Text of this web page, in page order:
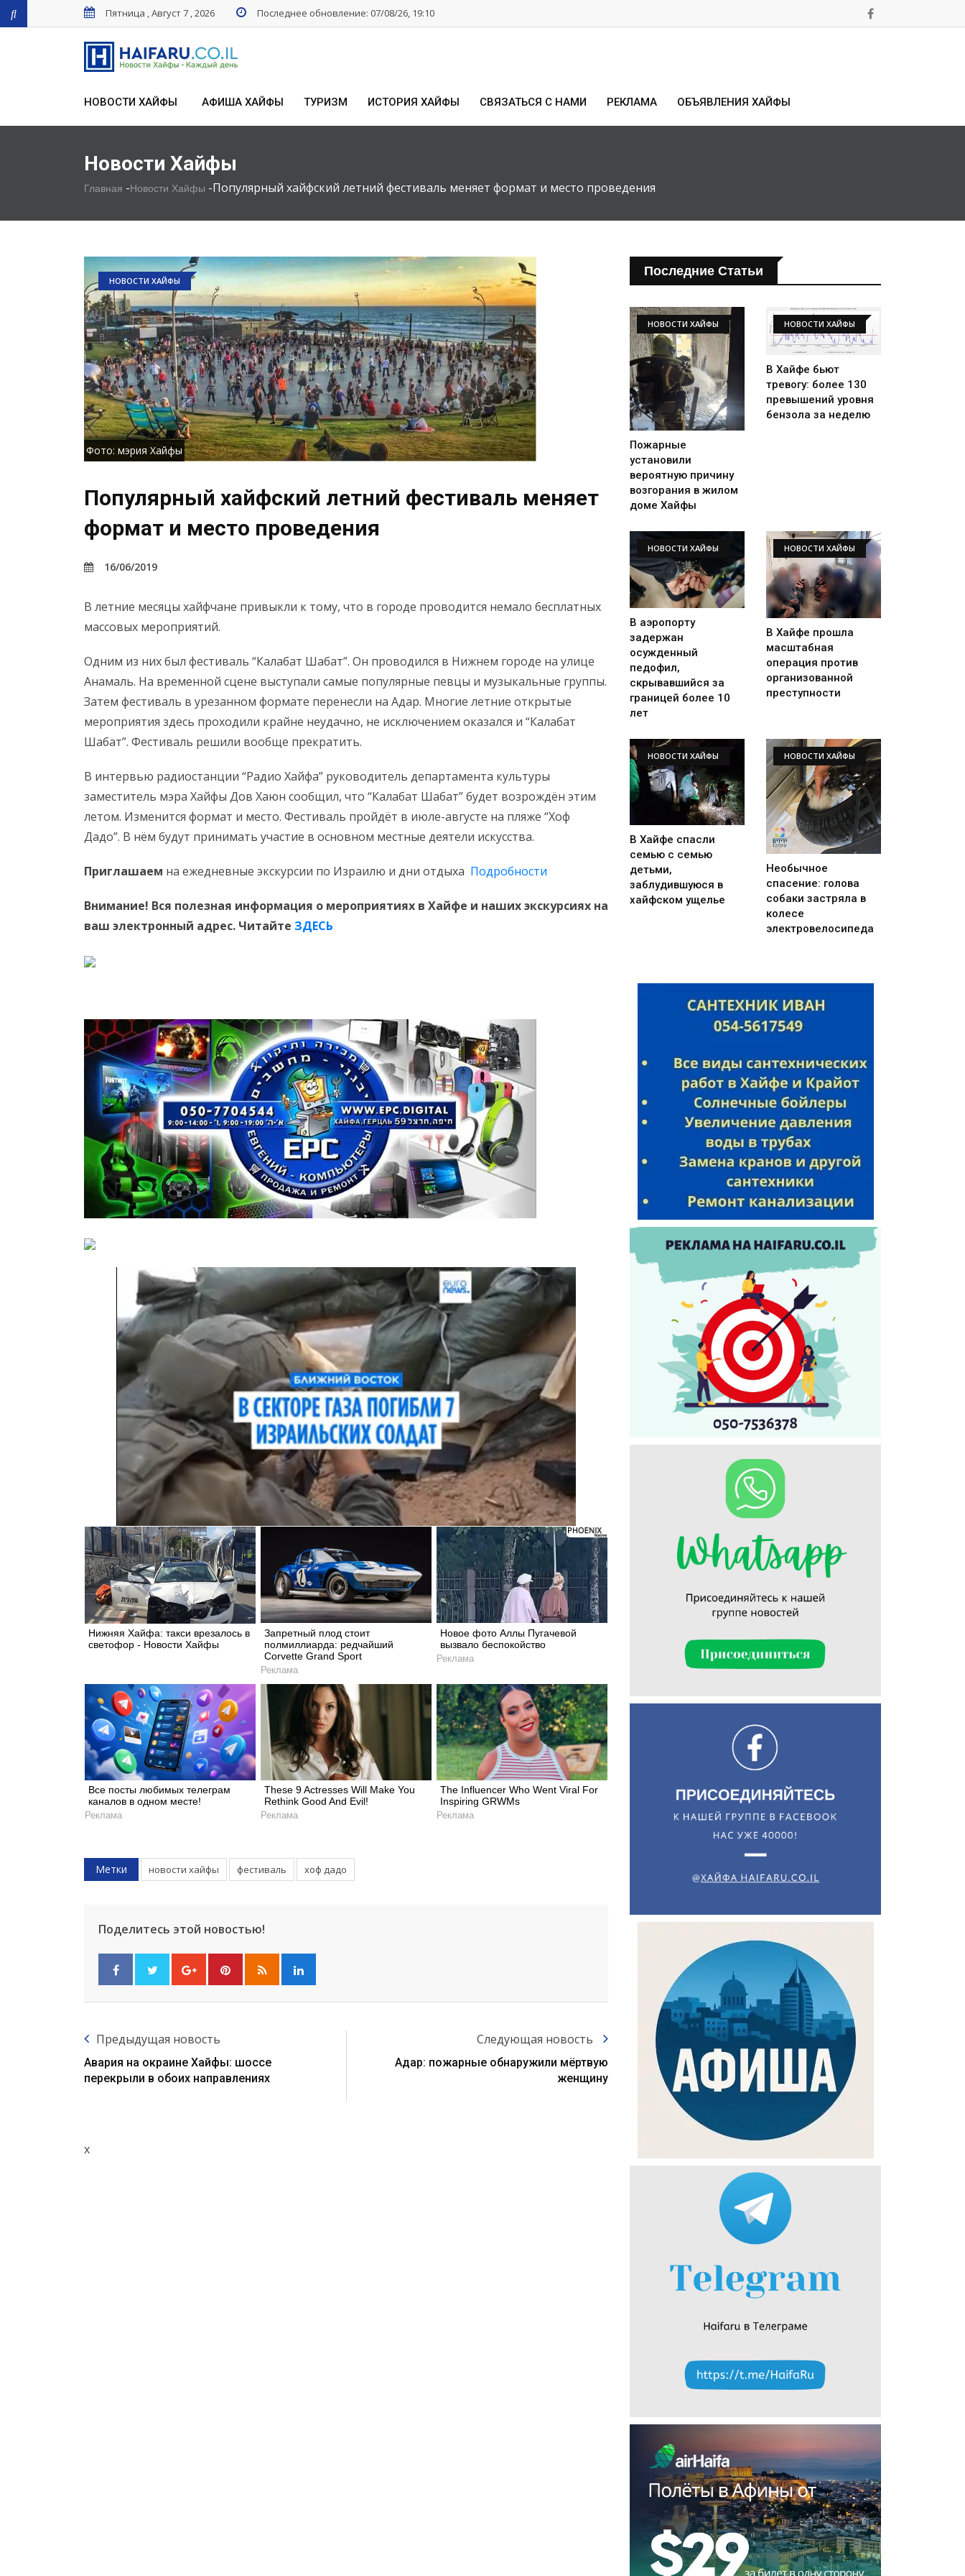
Пятница , Август 7 , 2026 Последнее обновление: 07/08/26, 19:10
НОВОСТИ ХАЙФЫ АФИША ХАЙФЫ ТУРИЗМ ИСТОРИЯ ХАЙФЫ СВЯЗАТЬСЯ С НАМИ РЕКЛАМА ОБЪЯВЛЕНИЯ ХАЙФЫ
Искать
Новости Хайфы
Главная -Новости Хайфы -Популярный хайфский летний фестиваль меняет формат и место проведения
НОВОСТИ ХАЙФЫ
Фото: мэрия Хайфы
Популярный хайфский летний фестиваль меняет
формат и место проведения
16/06/2019
В летние месяцы хайфчане привыкли к тому, что в городе проводится немало бесплатных
массовых мероприятий.
Одним из них был фестиваль “Калабат Шабат”. Он проводился в Нижнем городе на улице
Анамаль. На временной сцене выступали самые популярные певцы и музыкальные группы.
Затем фестиваль в урезанном формате перенесли на Адар. Многие летние открытые
мероприятия здесь проходили крайне неудачно, не исключением оказался и “Калабат
Шабат”. Фестиваль решили вообще прекратить.
В интервью радиостанции “Радио Хайфа” руководитель департамента культуры
заместитель мэра Хайфы Дов Хаюн сообщил, что “Калабат Шабат” будет возрождён этим
летом. Изменится формат и место. Фестиваль пройдёт в июле-августе на пляже “Хоф
Дадо”. В нём будут принимать участие в основном местные деятели искусства.
Приглашаем на ежедневные экскурсии по Израилю и дни отдыха Подробности
Внимание! Вся полезная информация о мероприятиях в Хайфе и наших экскурсиях на
ваш электронный адрес. Читайте ЗДЕСЬ
Нижняя Хайфа: такси врезалось в
светофор - Новости Хайфы
Запретный плод стоит
полмиллиарда: редчайший
Corvette Grand Sport
Реклама
Новое фото Аллы Пугачевой
вызвало беспокойство
Реклама
Все посты любимых телеграм
каналов в одном месте!
Реклама
These 9 Actresses Will Make You
Rethink Good And Evil!
Реклама
The Influencer Who Went Viral For
Inspiring GRWMs
Реклама
Метки новости хайфы фестиваль хоф дадо
Поделитесь этой новостью!
Предыдущая новость
Авария на окраине Хайфы: шоссе
перекрыли в обоих направлениях
Следующая новость
Адар: пожарные обнаружили мёртвую
женщину
x
Последние Статьи
НОВОСТИ ХАЙФЫ
Пожарные
установили
вероятную причину
возгорания в жилом
доме Хайфы
НОВОСТИ ХАЙФЫ
В Хайфе бьют
тревогу: более 130
превышений уровня
бензола за неделю
НОВОСТИ ХАЙФЫ
В аэропорту
задержан
осужденный
педофил,
скрывавшийся за
границей более 10
лет
НОВОСТИ ХАЙФЫ
В Хайфе прошла
масштабная
операция против
организованной
преступности
НОВОСТИ ХАЙФЫ
В Хайфе спасли
семью с семью
детьми,
заблудившуюся в
хайфском ущелье
НОВОСТИ ХАЙФЫ
Необычное
спасение: голова
собаки застряла в
колесе
электровелосипеда